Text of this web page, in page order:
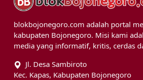
blokbojonegoro.com adalah portal
kabupaten Bojonegoro. Misi kami
media yang informatif, kritis, cerdas
Jl. Desa Sambiroto
Kec. Kapas, Kabupaten Bojonegoro